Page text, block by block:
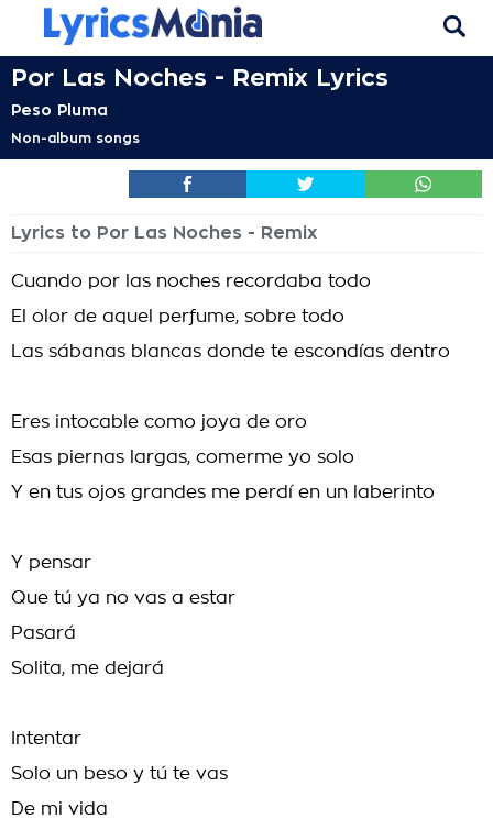
Por Las Noches - Remix Lyrics
Peso Pluma
Non-album songs
Lyrics to Por Las Noches - Remix
Cuando por las noches recordaba todo
El olor de aquel perfume, sobre todo
Las sábanas blancas donde te escondías dentro
Eres intocable como joya de oro
Esas piernas largas, comerme yo solo
Y en tus ojos grandes me perdí en un laberinto
Y pensar
Que tú ya no vas a estar
Pasará
Solita, me dejará
Intentar
Solo un beso y tú te vas
De mi vida